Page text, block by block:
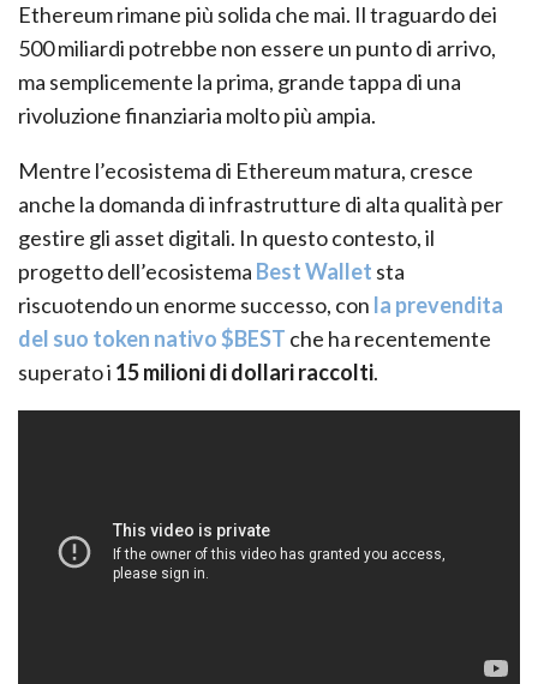
Ethereum rimane più solida che mai. Il traguardo dei
500 miliardi potrebbe non essere un punto di arrivo,
ma semplicemente la prima, grande tappa di una
rivoluzione finanziaria molto più ampia.
Mentre l’ecosistema di Ethereum matura, cresce
anche la domanda di infrastrutture di alta qualità per
gestire gli asset digitali. In questo contesto, il
progetto dell’ecosistema Best Wallet sta
riscuotendo un enorme successo, con la prevendita
del suo token nativo $BEST che ha recentemente
superato i 15 milioni di dollari raccolti.